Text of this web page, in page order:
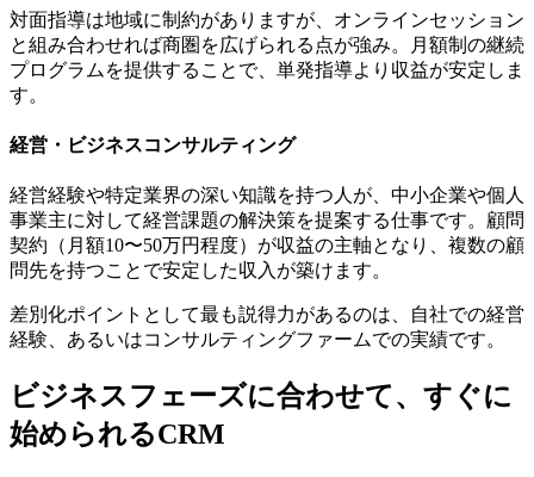
対面指導は地域に制約がありますが、オンラインセッション
と組み合わせれば商圏を広げられる点が強み。月額制の継続
プログラムを提供することで、単発指導より収益が安定しま
す。
経営・ビジネスコンサルティング
経営経験や特定業界の深い知識を持つ人が、中小企業や個人
事業主に対して経営課題の解決策を提案する仕事です。顧問
契約（月額10〜50万円程度）が収益の主軸となり、複数の顧
問先を持つことで安定した収入が築けます。
差別化ポイントとして最も説得力があるのは、自社での経営
経験、あるいはコンサルティングファームでの実績です。
ビジネスフェーズに合わせて、すぐに
始められるCRM